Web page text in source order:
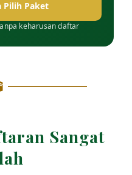
Pilih Paket
keharusan daftar
Sangat